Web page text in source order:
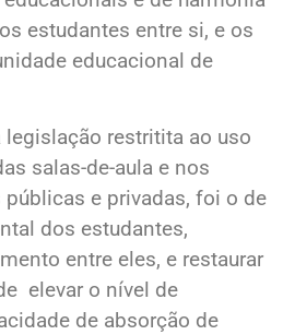
estudantes entre si, e os
educacional de
restritita ao uso
salas-de-aula e nos
e privadas, foi o de
dos estudantes,
entre eles, e restaurar
elevar o nível de
de absorção de